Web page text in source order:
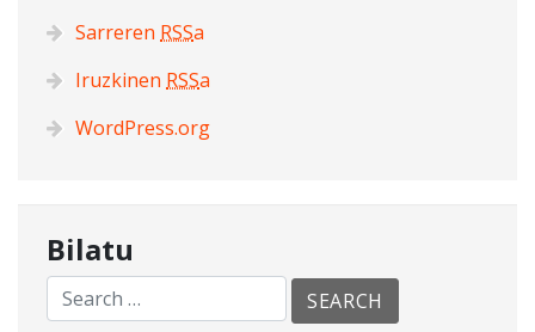
Sarreren RSSa
Iruzkinen RSSa
WordPress.org
Bilatu